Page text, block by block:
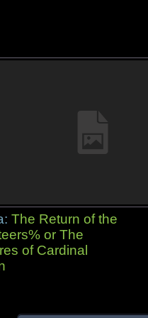
The Return of the
or The
of Cardinal